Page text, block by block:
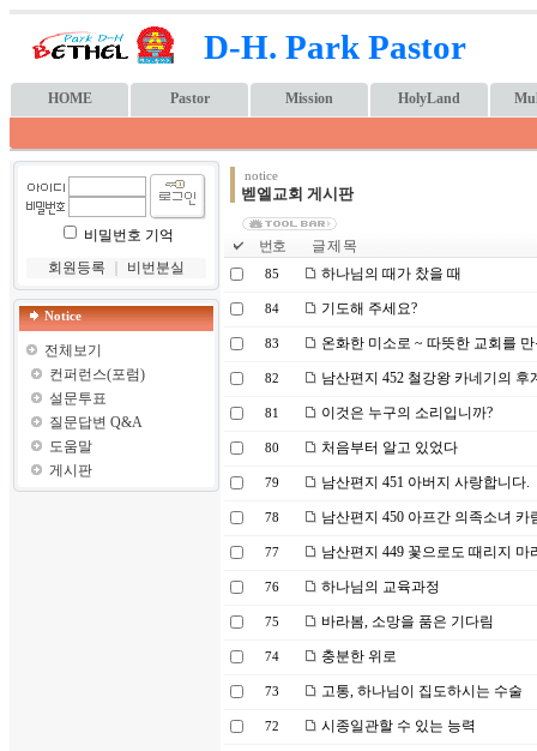
D-H. Park Pastor
HOME Pastor Mission HolyLand
비밀번호 기억
회원등록
비번분실
Notice
전체보기
컨퍼런스(포럼)
설문투표
질문답변 Q&A
도움말
게시판
notice
벧엘교회 게시판
번호 글 제 목
85 하나님의 때가 찼을 때
84 기도해 주세요?
83 온화한 미소로 ~ 따뜻한 교회를
82 남산편지 452 철강왕 카네기의 후
81 이것은 누구의 소리입니까?
80 처음부터 알고 있었다
79 남산편지 451 아버지 사랑합니다.
78 남산편지 450 아프간 의족소녀 카
77 남산편지 449 꽃으로도 때리지 마
76 하나님의 교육과정
75 바라봄, 소망을 품은 기다림
74 충분한 위로
73 고통, 하나님이 집도하시는 수술
72 시종일관할 수 있는 능력